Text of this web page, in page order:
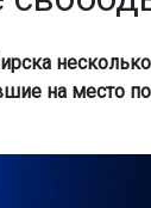
на место